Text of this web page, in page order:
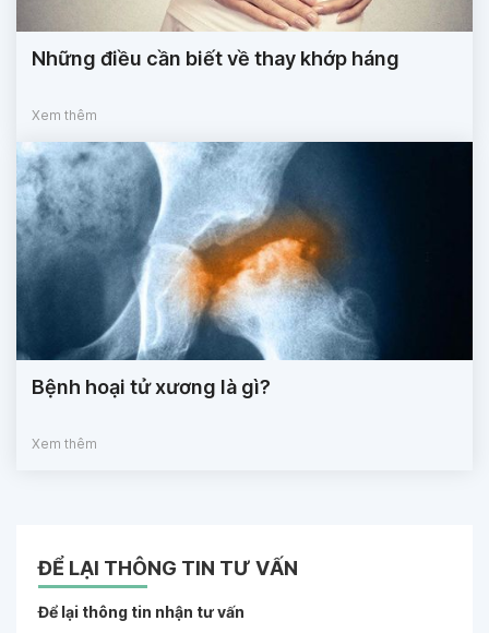
Những điều cần biết về thay khớp háng
Xem thêm
Bệnh hoại tử xương là gì?
Xem thêm
ĐỂ LẠI THÔNG TIN TƯ VẤN
Để lại thông tin nhận tư vấn